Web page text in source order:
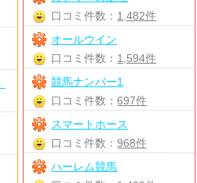
口コミ件数： 1,482件
オールウイン
口コミ件数： 1,594件
競馬ナンバー1
口コミ件数：697件
スマートホース
口コミ件数：968件
ハーレム競馬